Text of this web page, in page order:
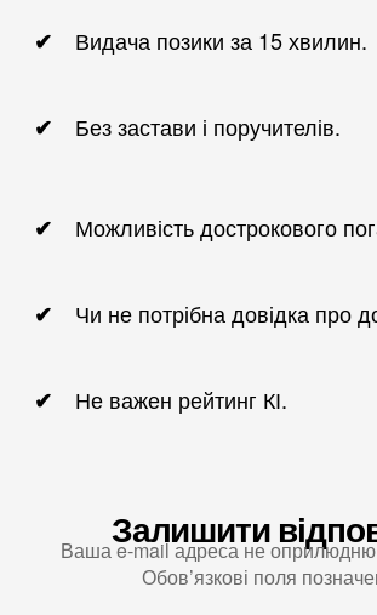
Видача позики за 15 хвилин.
Без застави і поручителів.
Можливість дострокового
Чи не потрібна довідка про
Не важен рейтинг КІ.
Залишити
Ваша e-mail адреса не
Обов’язкові поля